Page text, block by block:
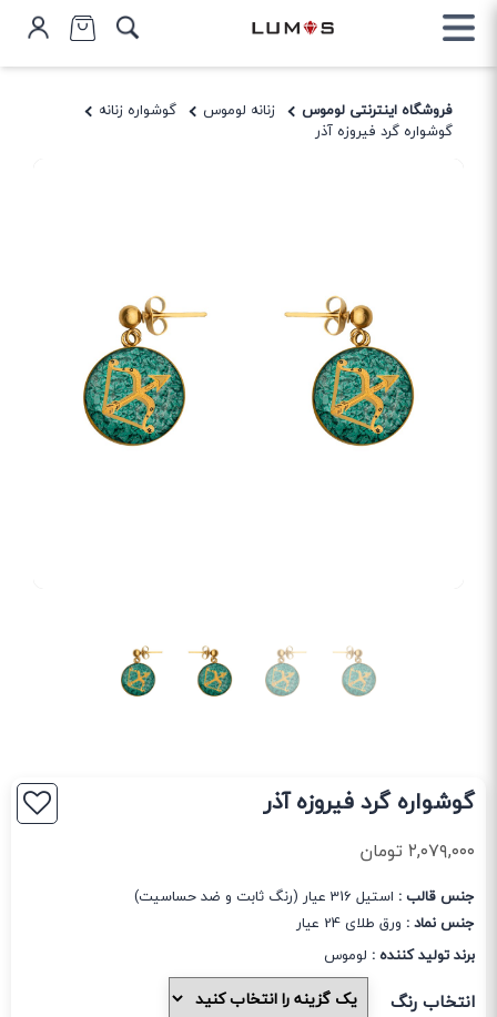
فروشگاه اینترنتی لوموس زنانه لوموس
گوشواره زنانه
گوشواره گرد فیروزه آذر
گوشواره گرد فیروزه آذر
۲,۰۷۹,۰۰۰تومان
جنس قالب : استیل 316 عیار (رنگ ثابت و ضد حساسیت)
جنس نماد : ورق طلای 24 عیار
برند تولید کننده : لوموس
انتخاب رنگ